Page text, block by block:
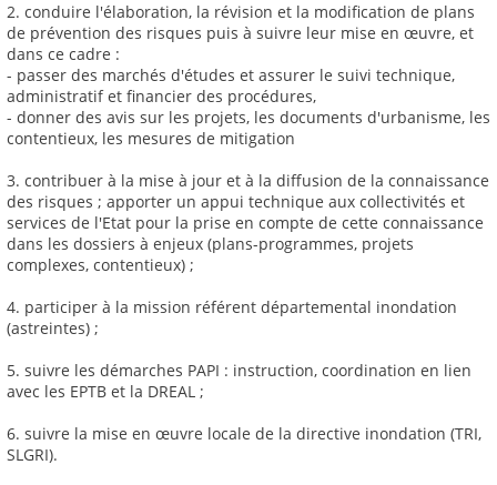
2. conduire l'élaboration, la révision et la modification de plans
de prévention des risques puis à suivre leur mise en œuvre, et
dans ce cadre :
- passer des marchés d'études et assurer le suivi technique,
administratif et financier des procédures,
- donner des avis sur les projets, les documents d'urbanisme, les
contentieux, les mesures de mitigation
3. contribuer à la mise à jour et à la diffusion de la connaissance
des risques ; apporter un appui technique aux collectivités et
services de l'Etat pour la prise en compte de cette connaissance
dans les dossiers à enjeux (plans-programmes, projets
complexes, contentieux) ;
4. participer à la mission référent départemental inondation
(astreintes) ;
5. suivre les démarches PAPI : instruction, coordination en lien
avec les EPTB et la DREAL ;
6. suivre la mise en œuvre locale de la directive inondation (TRI,
SLGRI).